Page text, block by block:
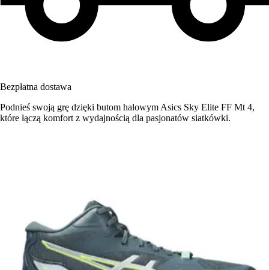
Bezpłatna dostawa
Podnieś swoją grę dzięki butom halowym Asics Sky Elite FF Mt 4,
które łączą komfort z wydajnością dla pasjonatów siatkówki.